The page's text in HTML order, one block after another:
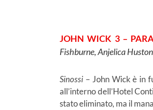
JOHN WICK 3 –
Fishburne, Anjelica
Sinossi – John Wick è in
all’interno dell’Hotel
stato eliminato, ma il